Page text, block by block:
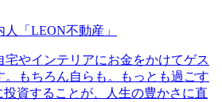
「LEON不動産」
宅やインテリアにお金をかけてゲス
。もちろん自らも。もっとも過ごす
投資することが、人生の豊かさに直